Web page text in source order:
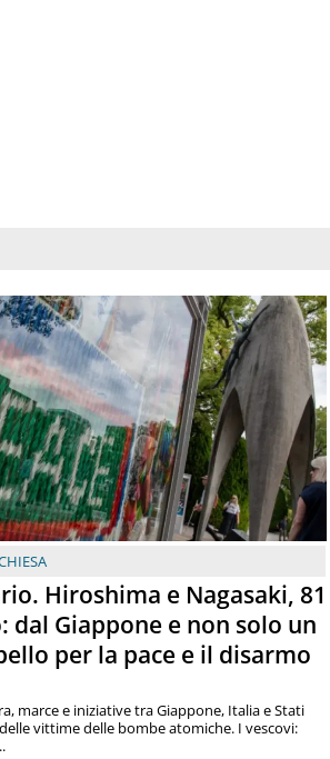
Hiroshima e Nagasaki, 81
dal Giappone e non solo un
per la pace e il disarmo
marce e iniziative tra Giappone, Italia e Stati
vittime delle bombe atomiche. I vescovi: